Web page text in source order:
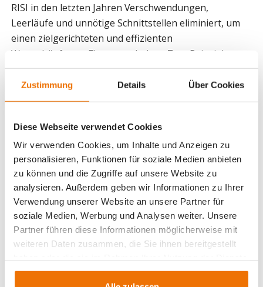
Zustimmung Details Über Cookies
Diese Webseite verwendet Cookies
Wir verwenden Cookies, um Inhalte und Anzeigen zu
personalisieren, Funktionen für soziale Medien anbieten
zu können und die Zugriffe auf unsere Website zu
analysieren. Außerdem geben wir Informationen zu Ihrer
Verwendung unserer Website an unsere Partner für
soziale Medien, Werbung und Analysen weiter. Unsere
Partner führen diese Informationen möglicherweise mit
weiteren Daten zusammen, die Sie ihnen bereitgestellt
gesammelt haben.
RISI in den letzten Jahren Verschwendungen,
Leerläufe und unnötige Schnittstellen eliminiert, um
einen zielgerichteten und effizienten
Wertschöpfungs-Fluss zu erhalten. Zum Beispiel
wurden bei der Anpassung des Baustellenprozess der
Nagelwände 20% der Personalstunden eingespart.
Weiter wurde eine Leistungskennzahl (KPI) entwickelt,
visualisiert. Auch die Rapportierung mittels
Bohrprotokollen wird seit mehr als fünf Jahren digital
abgewickelt, sodass für jedes Bohrverfahren die Daten
auf den Tablets der Poliere unmittelbar übermittelt
werden. Die Rapporte stehen so in Echtzeit den
Bauführern und auch dem Backoffice zur Verfügung.
Lean Management ist für die JMS RISI keine einmalige
Aufgabe, sondern eine im Unternehmen verankerte
gesamten Wertschöpfungskette.